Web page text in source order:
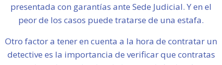
presentada con garantías ante Sede Judicial. Y en el
peor de los casos puede tratarse de una estafa.
Otro factor a tener en cuenta a la hora de contratar un
detective es la importancia de verificar que contratas